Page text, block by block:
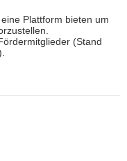
Plattform bieten um
(Stand